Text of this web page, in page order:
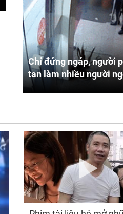
Chỉ đứng ngáp, người
tan làm nhiều người